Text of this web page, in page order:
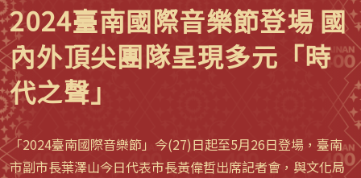
2024臺南國際音樂節登場 國
內外頂尖團隊呈現多元「時
代之聲」
「2024臺南國際音樂節」今(27)日起至5月26日登場，臺南
市副市長葉澤山今日代表市長黃偉哲出席記者會，與文化局